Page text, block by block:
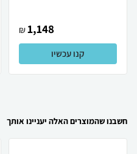
1,148
₪
קנו עכשיו
חשבנו שהמוצרים האלה יעניינו אותך